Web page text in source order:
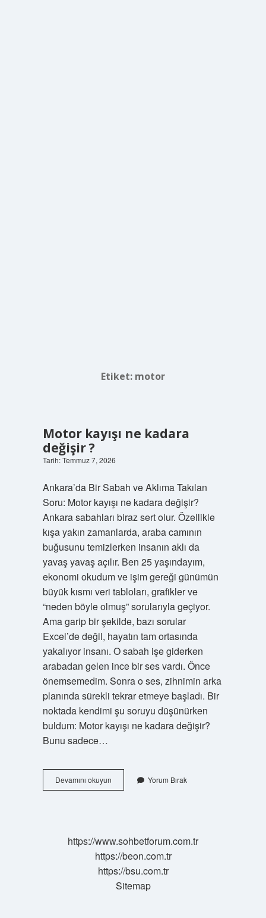
Etiket: motor
Motor kayışı ne kadara
değişir ?
Tarih: Temmuz 7, 2026
Ankara’da Bir Sabah ve Aklıma Takılan
Soru: Motor kayışı ne kadara değişir?
Ankara sabahları biraz sert olur. Özellikle
kışa yakın zamanlarda, araba camının
buğusunu temizlerken insanın aklı da
yavaş yavaş açılır. Ben 25 yaşındayım,
ekonomi okudum ve işim gereği günümün
büyük kısmı veri tabloları, grafikler ve
“neden böyle olmuş” sorularıyla geçiyor.
Ama garip bir şekilde, bazı sorular
Excel’de değil, hayatın tam ortasında
yakalıyor insanı. O sabah işe giderken
arabadan gelen ince bir ses vardı. Önce
önemsemedim. Sonra o ses, zihnimin arka
planında sürekli tekrar etmeye başladı. Bir
noktada kendimi şu soruyu düşünürken
buldum: Motor kayışı ne kadara değişir?
Bunu sadece…
Devamını okuyunMotor
kayışı
Yorum Bırak
https://www.sohbetforum.com.tr
https://beon.com.tr
https://bsu.com.tr
Sitemap